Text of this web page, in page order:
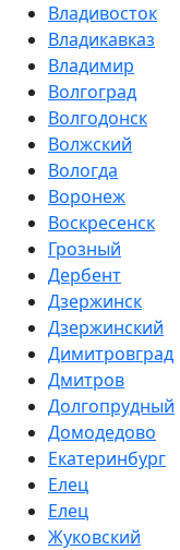
Владивосток
Владикавказ
Владимир
Волгоград
Волгодонск
Волжский
Вологда
Воронеж
Воскресенск
Грозный
Дербент
Дзержинск
Дзержинский
Димитровград
Дмитров
Долгопрудный
Домодедово
Екатеринбург
Елец
Елец
Жуковский